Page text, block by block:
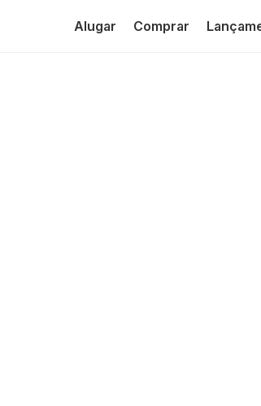
Alugar Comprar